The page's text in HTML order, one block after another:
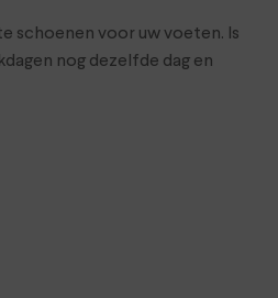
schoenen voor uw voeten. Is
nog dezelfde dag en